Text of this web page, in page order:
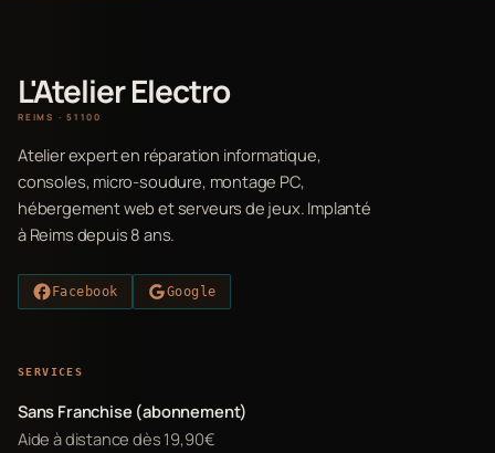
L'Atelier Electro
REIMS · 51100
Atelier expert en réparation informatique,
consoles, micro-soudure, montage PC,
hébergement web et serveurs de jeux. Implanté
à Reims depuis 8 ans.
Facebook Google
SERVICES
Sans Franchise (abonnement)
Aide à distance dès 19,90€